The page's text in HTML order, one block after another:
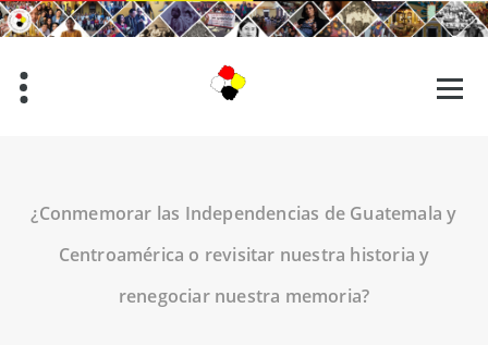
Saltar
al
¿Conmemorar las Independencias de Guatemala y
Centroamérica o revisitar nuestra historia y
renegociar nuestra memoria?